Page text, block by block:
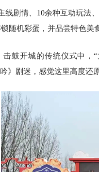
线剧情、10余种互动玩法
随机彩蛋，并品尝特色美
击鼓开城的传统仪式中，
》剧迷，感觉这里高度还